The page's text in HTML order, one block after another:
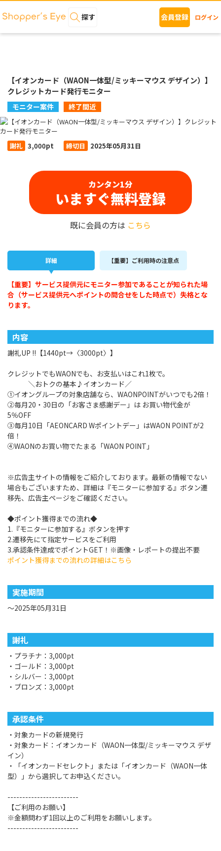
探す 会員登録 ログイン
【イオンカード（WAON一体型/ミッキーマウス デザイン）】
クレジットカード発行モニター
モニター案件 終了間近
謝礼 3,000pt 締切日 2025年05月31日
カンタン1分
いますぐ無料登録
既に会員の方は こちら
詳細 【重要】ご利用時の注意点
【重要】サービス提供元にモニター参加であることが知られた場
合（サービス提供元へポイントの問合せをした時点で）失格とな
ります。
内容
謝礼UP !!【1440pt→〈3000pt〉】
クレジットでもWAONでも、お支払いはこれ1枚で。
＼おトクの基本♪イオンカード／
①イオングループの対象店舗なら、WAONPOINTがいつでも2倍！
②毎月20・30日の「お客さま感謝デー」は お買い物代金が
5％OFF
③毎月10日「AEONCARD Wポイントデー」はWAON POINTが2
倍！
④WAONのお買い物でたまる「WAON POINT」
※広告主サイトの情報をご紹介しております。最新の情報でない
場合もございますため、詳細は『モニターに参加する』ボタン遷
移先、広告主ページをご確認ください。
◆ポイント獲得までの流れ◆
1.『モニターに参加する』ボタンを押す
2.遷移先にて指定サービスをご利用
3.承認条件達成でポイントGET！※画像・レポートの提出不要
ポイント獲得までの流れの詳細はこちら
実施期間
～2025年05月31日
謝礼
・プラチナ：3,000pt
・ゴールド：3,000pt
・シルバー：3,000pt
・ブロンズ：3,000pt
承認条件
・対象カードの新規発行
・対象カード：イオンカード（WAON一体型/ミッキーマウス デザ
イン）
・「イオンカードセレクト」または「イオンカード（WAON一体
型）」から選択してお申込ください。
------------------------
【ご利用のお願い】
※金額問わず1回以上のご利用をお願いします。
------------------------